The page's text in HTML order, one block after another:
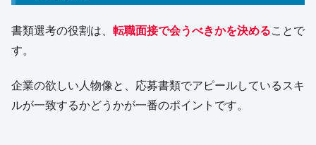
書類選考の役割は、 転職面接で会うべきかを決めることで
す。
企業の欲しい人物像と、応募書類でアピールしているスキ
ルが一致するかどうかが一番のポイントです。